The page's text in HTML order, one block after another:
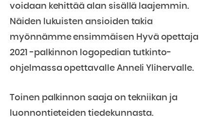
voidaan kehittää alan sisällä laajemmin.
Näiden lukuisten ansioiden takia
myönnämme ensimmäisen Hyvä opettaja
2021 -palkinnon logopedian tutkinto-
ohjelmassa opettavalle Anneli Ylihervalle.
Toinen palkinnon saaja on tekniikan ja
luonnontieteiden tiedekunnasta.